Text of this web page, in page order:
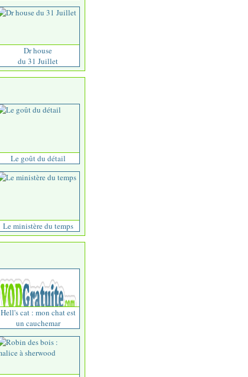
Dr house
du 31 Juillet
Le goût du détail
Le ministère du temps
Hell's cat : mon chat est
un cauchemar